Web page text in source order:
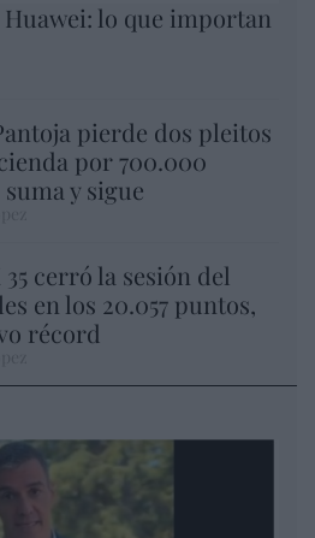
lo que importan
pierde dos pleitos
por 700.000
y sigue
35 cerró la sesión del
en los 20.057 puntos,
récord